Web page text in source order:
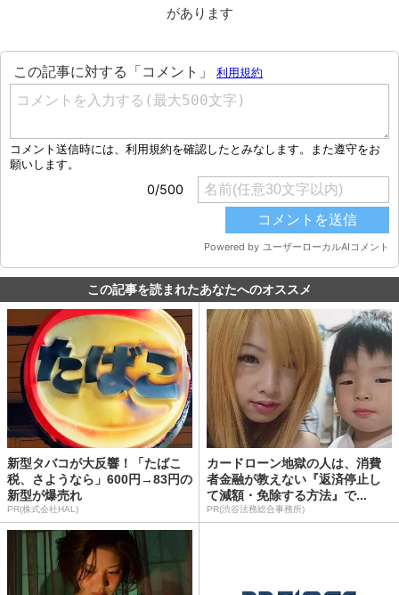
があります
この記事を読まれたあなたへのオススメ
新型タバコが大反響！「たばこ
税、さようなら」600円→83円の
新型が爆売れ
PR(株式会社HAL)
カードローン地獄の人は、消費
者金融が教えない『返済停止し
て減額・免除する方法』で...
PR(渋谷法務総合事務所)